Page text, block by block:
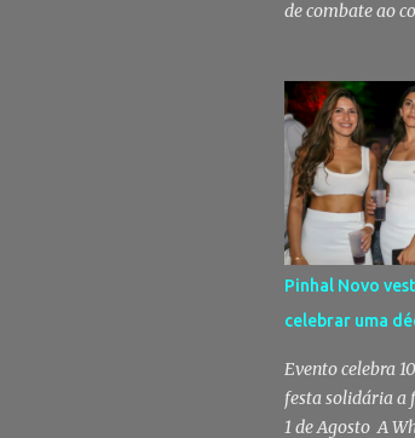
de combate ao
concelho de
apreensão de
uma arma
vigilância das
criminalidade
arma branca e
GNR Um jovem
segunda-feira,
prática do crime
estupefacientes,
Novo. A
Comando
Pinhal Novo
celebrar uma
Evento celebra
festa solidária a
1 de Agosto A